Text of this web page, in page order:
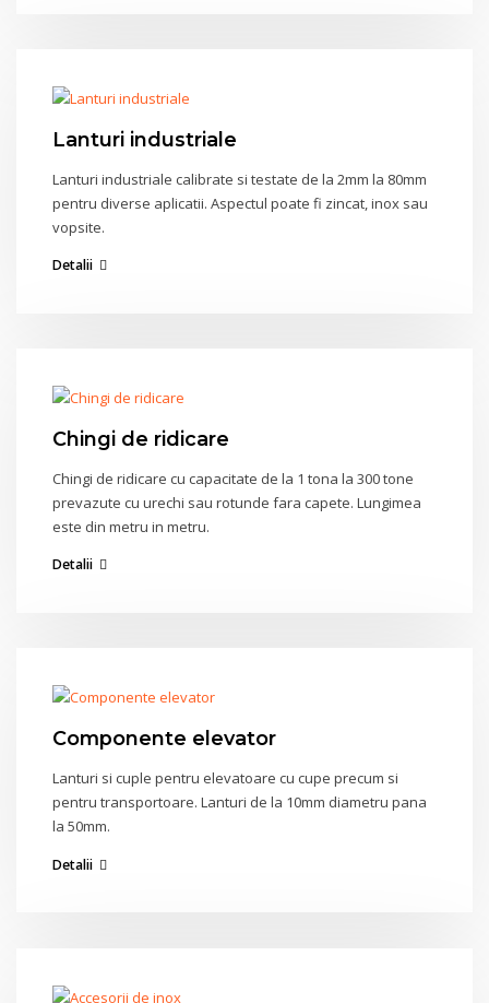
Lanturi industriale
Lanturi industriale calibrate si testate de la 2mm la 80mm
pentru diverse aplicatii. Aspectul poate fi zincat, inox sau
vopsite.
Detalii
Chingi de ridicare
Chingi de ridicare cu capacitate de la 1 tona la 300 tone
prevazute cu urechi sau rotunde fara capete. Lungimea
este din metru in metru.
Detalii
Componente elevator
Lanturi si cuple pentru elevatoare cu cupe precum si
pentru transportoare. Lanturi de la 10mm diametru pana
la 50mm.
Detalii